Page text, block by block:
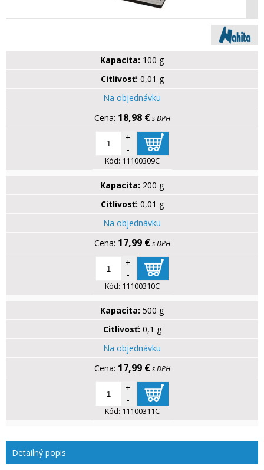
Kapacita: 100 g
Citlivosť: 0,01 g
Na objednávku
18,98 € s DPH
+
-
Kód: 11100309C
Kapacita: 200 g
Citlivosť: 0,01 g
Na objednávku
17,99 € s DPH
+
-
Kód: 11100310C
Kapacita: 500 g
Citlivosť: 0,1 g
Na objednávku
17,99 € s DPH
+
-
Kód: 11100311C
Detailný popis